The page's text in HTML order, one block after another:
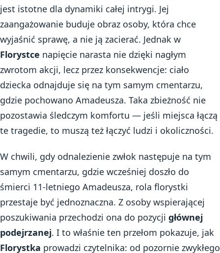
jest istotne dla dynamiki całej intrygi. Jej
zaangażowanie buduje obraz osoby, która chce
wyjaśnić sprawę, a nie ją zacierać. Jednak w
Florystce napięcie narasta nie dzięki nagłym
zwrotom akcji, lecz przez konsekwencje: ciało
dziecka odnajduje się na tym samym cmentarzu,
gdzie pochowano Amadeusza. Taka zbieżność nie
pozostawia śledczym komfortu — jeśli miejsca łączą
te tragedie, to muszą też łączyć ludzi i okoliczności.
W chwili, gdy odnalezienie zwłok następuje na tym
samym cmentarzu, gdzie wcześniej doszło do
śmierci 11-letniego Amadeusza, rola florystki
przestaje być jednoznaczna. Z osoby wspierającej
poszukiwania przechodzi ona do pozycji głównej
podejrzanej. I to właśnie ten przełom pokazuje, jak
Florystka prowadzi czytelnika: od pozornie zwykłego